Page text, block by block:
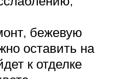
бежевую
оставить на
к отделке